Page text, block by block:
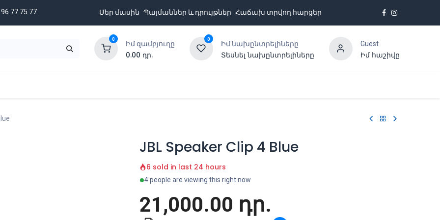
77 75 77 Մեր մասին Պայմաններ և դրույթներ Հաճախ տրվող հարցեր
0
Իմ զամբյուղը
0.00 դր.
0
Իմ նախընտրելիները
Տեսնել նախընտրելիները
Guest
Իմ հաշիվը
JBL Speaker Clip 4 Blue
6 sold in last 24 hours
4 people are viewing this right now
21,000.00 դր.